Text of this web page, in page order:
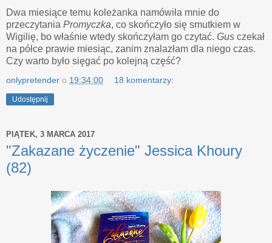
Dwa miesiące temu koleżanka namówiła mnie do
przeczytania Promyczka, co skończyło się smutkiem w
Wigilię, bo właśnie wtedy skończyłam go czytać. Gus czekał
na półce prawie miesiąc, zanim znalazłam dla niego czas.
Czy warto było sięgać po kolejną część?
onlypretender o 19:34:00 18 komentarzy:
Udostępnij
PIĄTEK, 3 MARCA 2017
"Zakazane życzenie" Jessica Khoury
(82)